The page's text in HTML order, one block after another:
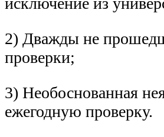
2) Дважды не
проверки;
3) Необоснованная
ежегодную проверку.